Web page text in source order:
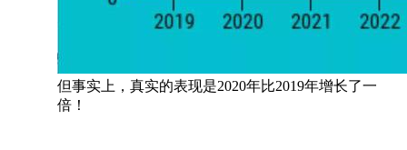
但事实上，真实的表现是2020年比2019年增长了一
倍！